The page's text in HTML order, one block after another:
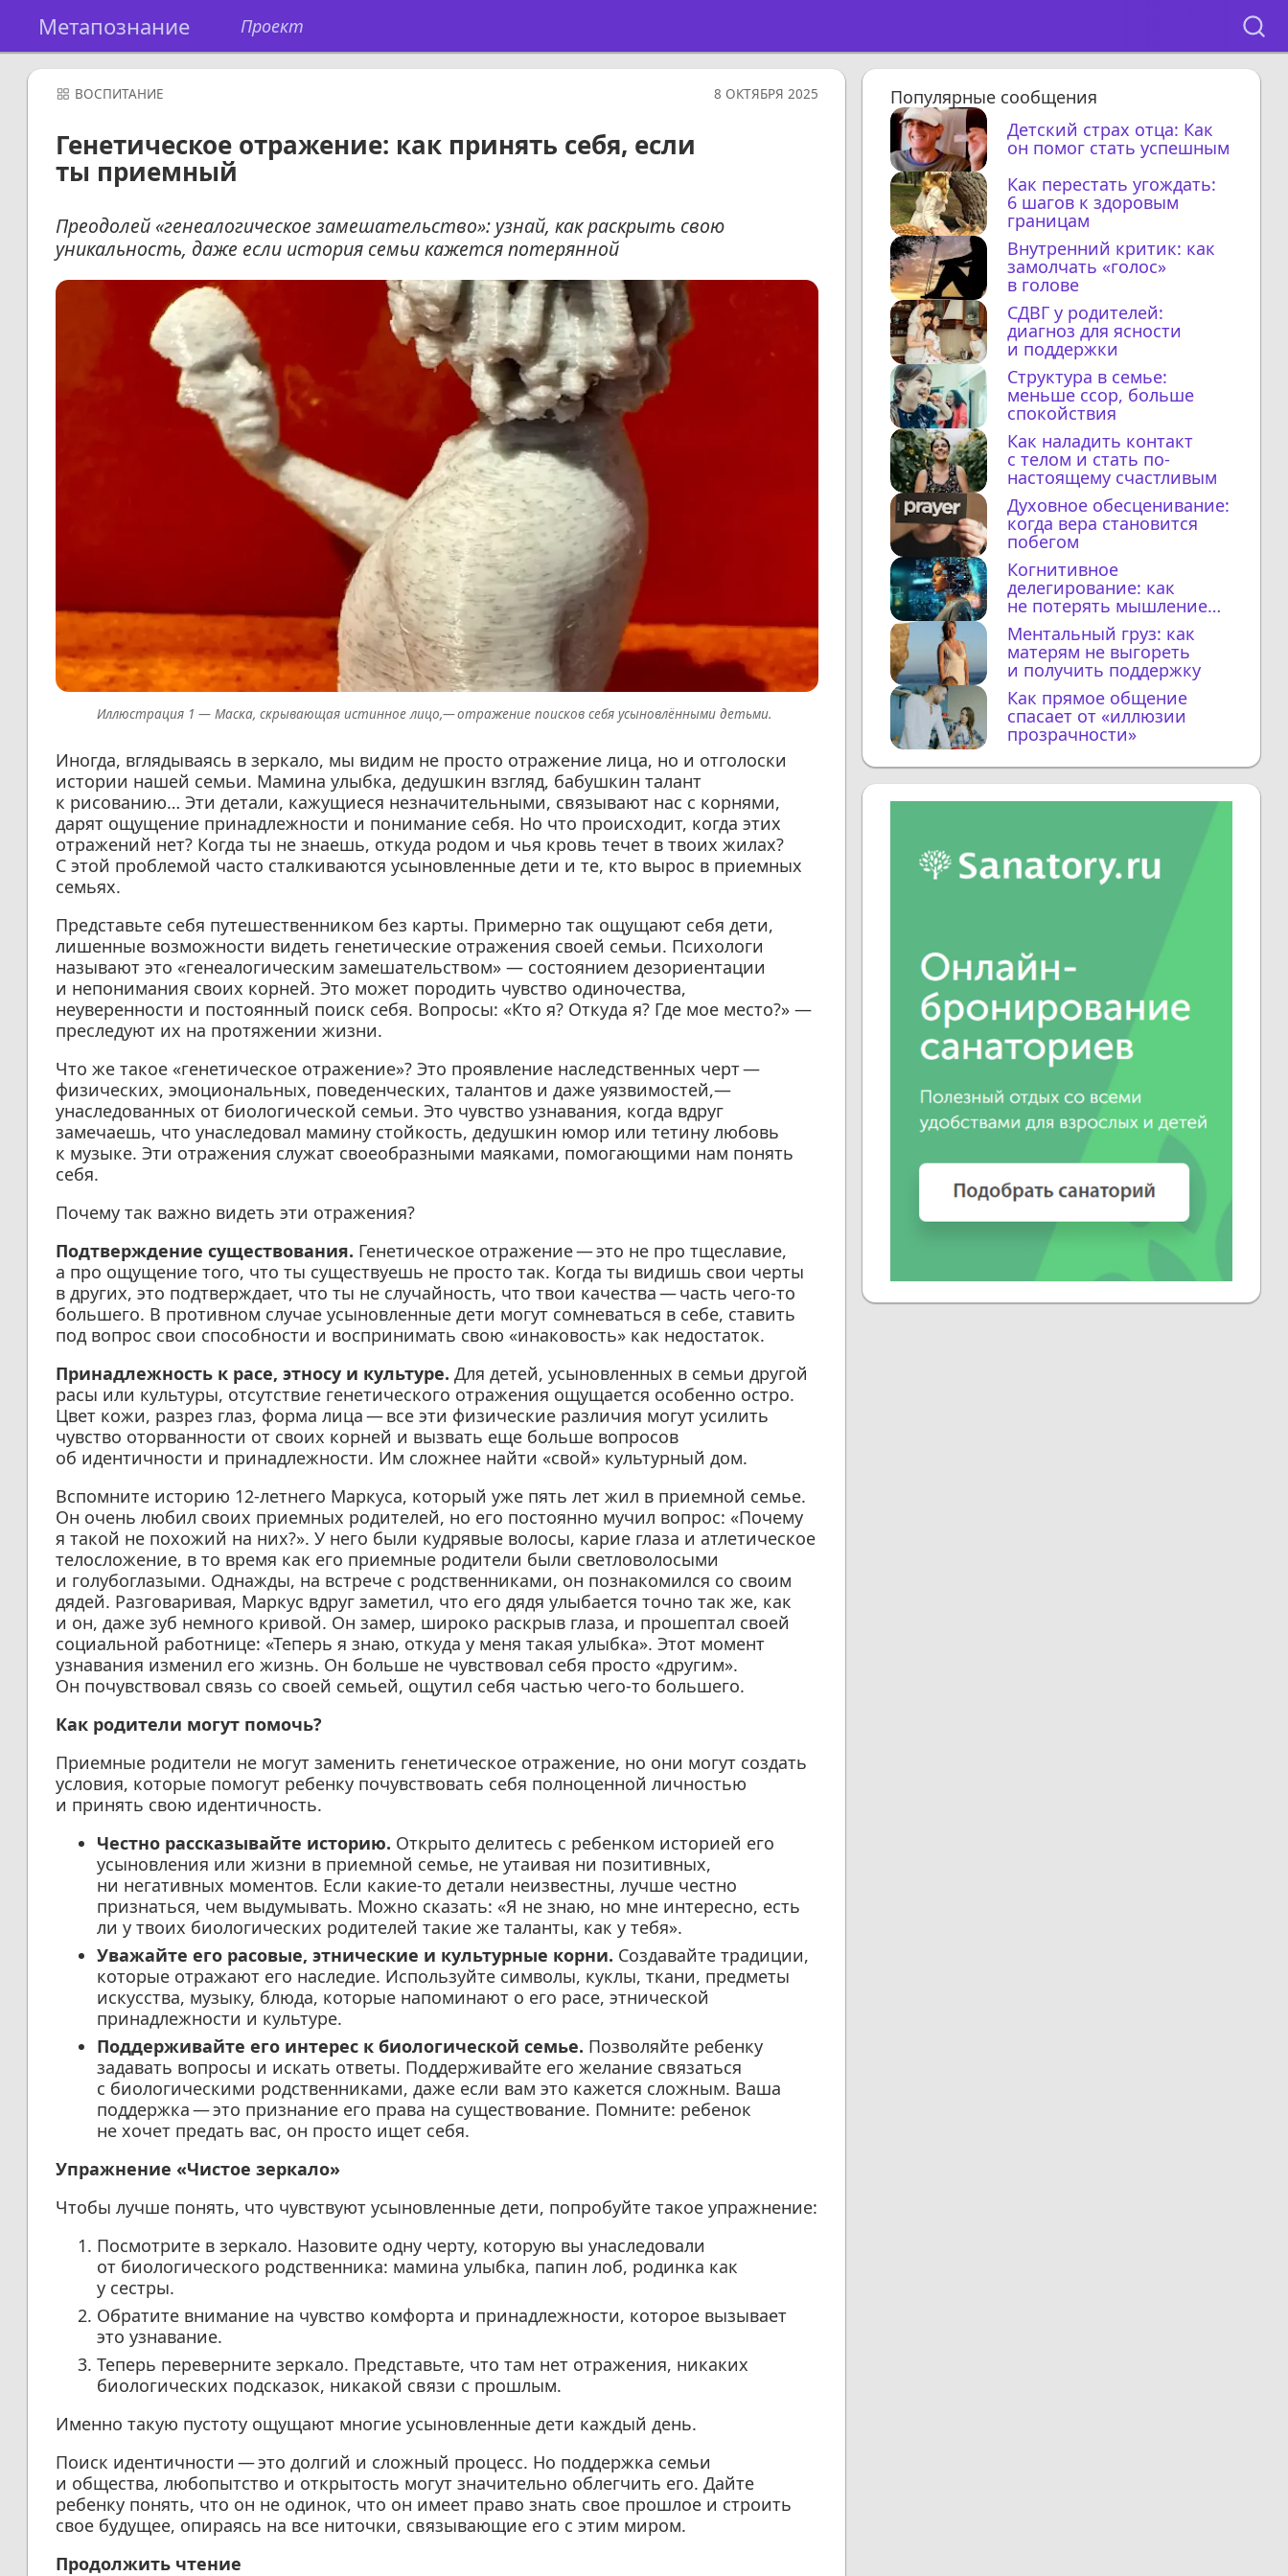
Метапознание Проект
ВОСПИТАНИЕ 8 ОКТЯБРЯ 2025
Генетическое отражение: как принять себя, если
ты приемный
Преодолей «генеалогическое замешательство»: узнай, как раскрыть свою
уникальность, даже если история семьи кажется потерянной
Маска, скрывающая истинное лицо,— отражение поисков себя усыновлёнными детьми.
Иногда, вглядываясь в зеркало, мы видим не просто отражение лица, но и отголоски
истории нашей семьи. Мамина улыбка, дедушкин взгляд, бабушкин талант
к рисованию… Эти детали, кажущиеся незначительными, связывают нас с корнями,
дарят ощущение принадлежности и понимание себя. Но что происходит, когда этих
отражений нет? Когда ты не знаешь, откуда родом и чья кровь течет в твоих жилах?
С этой проблемой часто сталкиваются усыновленные дети и те, кто вырос в приемных
семьях.
Представьте себя путешественником без карты. Примерно так ощущают себя дети,
лишенные возможности видеть генетические отражения своей семьи. Психологи
называют это «генеалогическим замешательством» — состоянием дезориентации
и непонимания своих корней. Это может породить чувство одиночества,
неуверенности и постоянный поиск себя. Вопросы: «Кто я? Откуда я? Где мое место?» —
преследуют их на протяжении жизни.
Что же такое «генетическое отражение»? Это проявление наследственных черт —
физических, эмоциональных, поведенческих, талантов и даже уязвимостей,—
унаследованных от биологической семьи. Это чувство узнавания, когда вдруг
замечаешь, что унаследовал мамину стойкость, дедушкин юмор или тетину любовь
к музыке. Эти отражения служат своеобразными маяками, помогающими нам понять
себя.
Почему так важно видеть эти отражения?
Подтверждение существования. Генетическое отражение — это не про тщеславие,
а про ощущение того, что ты существуешь не просто так. Когда ты видишь свои черты
в других, это подтверждает, что ты не случайность, что твои качества — часть чего-то
большего. В противном случае усыновленные дети могут сомневаться в себе, ставить
под вопрос свои способности и воспринимать свою «инаковость» как недостаток.
Принадлежность к расе, этносу и культуре. Для детей, усыновленных в семьи другой
расы или культуры, отсутствие генетического отражения ощущается особенно остро.
Цвет кожи, разрез глаз, форма лица — все эти физические различия могут усилить
чувство оторванности от своих корней и вызвать еще больше вопросов
об идентичности и принадлежности. Им сложнее найти «свой» культурный дом.
Вспомните историю 12-летнего Маркуса, который уже пять лет жил в приемной семье.
Он очень любил своих приемных родителей, но его постоянно мучил вопрос: «Почему
я такой не похожий на них?». У него были кудрявые волосы, карие глаза и атлетическое
телосложение, в то время как его приемные родители были светловолосыми
и голубоглазыми. Однажды, на встрече с родственниками, он познакомился со своим
дядей. Разговаривая, Маркус вдруг заметил, что его дядя улыбается точно так же, как
и он, даже зуб немного кривой. Он замер, широко раскрыв глаза, и прошептал своей
социальной работнице: «Теперь я знаю, откуда у меня такая улыбка». Этот момент
узнавания изменил его жизнь. Он больше не чувствовал себя просто «другим».
Он почувствовал связь со своей семьей, ощутил себя частью чего-то большего.
Как родители могут помочь?
Приемные родители не могут заменить генетическое отражение, но они могут создать
условия, которые помогут ребенку почувствовать себя полноценной личностью
и принять свою идентичность.
Честно рассказывайте историю. Открыто делитесь с ребенком историей его
усыновления или жизни в приемной семье, не утаивая ни позитивных,
ни негативных моментов. Если какие-то детали неизвестны, лучше честно
признаться, чем выдумывать. Можно сказать: «Я не знаю, но мне интересно, есть
ли у твоих биологических родителей такие же таланты, как у тебя».
Уважайте его расовые, этнические и культурные корни. Создавайте традиции,
которые отражают его наследие. Используйте символы, куклы, ткани, предметы
искусства, музыку, блюда, которые напоминают о его расе, этнической
принадлежности и культуре.
Поддерживайте его интерес к биологической семье. Позволяйте ребенку
задавать вопросы и искать ответы. Поддерживайте его желание связаться
с биологическими родственниками, даже если вам это кажется сложным. Ваша
поддержка — это признание его права на существование. Помните: ребенок
не хочет предать вас, он просто ищет себя.
Упражнение «Чистое зеркало»
Чтобы лучше понять, что чувствуют усыновленные дети, попробуйте такое упражнение:
Посмотрите в зеркало. Назовите одну черту, которую вы унаследовали
от биологического родственника: мамина улыбка, папин лоб, родинка как
у сестры.
Обратите внимание на чувство комфорта и принадлежности, которое вызывает
это узнавание.
Теперь переверните зеркало. Представьте, что там нет отражения, никаких
биологических подсказок, никакой связи с прошлым.
Именно такую пустоту ощущают многие усыновленные дети каждый день.
Поиск идентичности — это долгий и сложный процесс. Но поддержка семьи
и общества, любопытство и открытость могут значительно облегчить его. Дайте
ребенку понять, что он не одинок, что он имеет право знать свое прошлое и строить
свое будущее, опираясь на все ниточки, связывающие его с этим миром.
Продолжить чтение
Популярные сообщения
Детский страх отца: Как
он помог стать успешным
Как перестать угождать:
6 шагов к здоровым
границам
Внутренний критик: как
замолчать «голос»
в голове
СДВГ у родителей:
диагноз для ясности
и поддержки
Структура в семье:
меньше ссор, больше
спокойствия
Как наладить контакт
с телом и стать по-
настоящему счастливым
Духовное обесценивание:
когда вера становится
побегом
Когнитивное
делегирование: как
не потерять мышление
с ИИ
Ментальный груз: как
матерям не выгореть
и получить поддержку
Как прямое общение
спасает от «иллюзии
прозрачности»